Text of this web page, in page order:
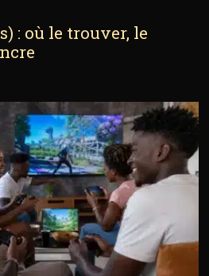
: où le trouver, le